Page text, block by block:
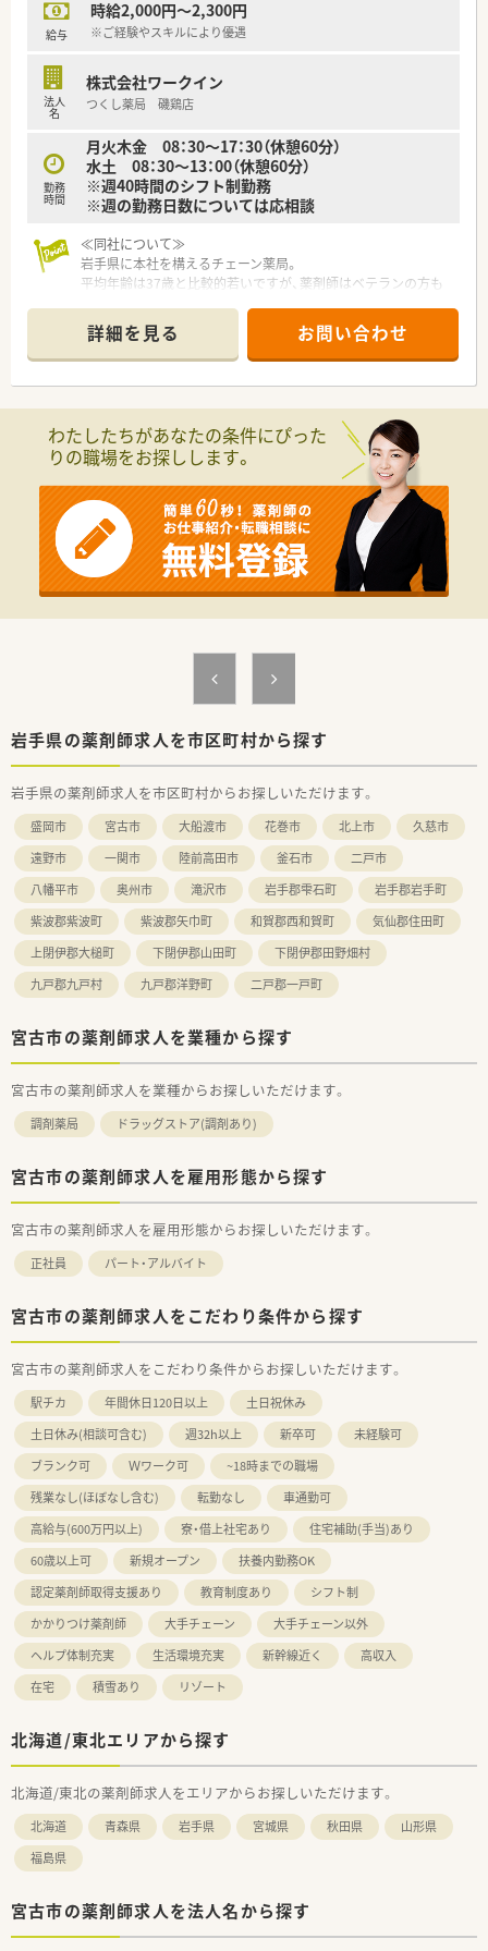
給与
時給2,000円～2,300円
※ご経験やスキルにより優遇
法人
名
株式会社ワークイン
つくし薬局 磯鶏店
勤務
時間
月火木金 08：30～17：30（休憩60分）
水土 08：30～13：00（休憩60分）
※週40時間のシフト制勤務
※週の勤務日数については応相談
≪同社について≫
岩手県に本社を構えるチェーン薬局。
平均年齢は37歳と比較的若いですが、薬剤師はベテランの方も
地域で腰を据えて働きたい方、全国転勤を避けたいがクリニック
門前、病院門前など幅広く経験されたい方にもおすすめです。
新規出店も継続しており、今後の成長性もある優良企業です。
店舗数が増えている今でも、社長が毎年手書きのバースデーカー
≪企業ポイント≫
ご自身で決めた目標に対してのフィードバックを定期面談で実
施。
管理薬剤師、エリアマネージャーだけでなく、部長もこまめに現
場を回って現場の声をヒアリングされていますので、頑張った分
だけ評価されたい方にピッタリの職場です。
だからこそ納得感があり、定着率の良さにも繋がっています。
3年先の人事を見越して正社員の配属先を検討しており、社員一
人一人のライフステージに合わせて配属店舗の提案、職場環境の
パート薬剤師の方々にも働き方によって契約社員など雇用形態
についても相談してくださる柔軟な環境です。
≪薬局について≫
循環器科, 内科メインで100枚/日ほどの処方箋を応需していま
す。
薬品も1300品目ほど取り揃えており、ご経験を積みたい方、スキ
ルを活かしたい方におススメです。
詳細を見る お問い合わせ
わたしたちがあなたの条件にぴった
りの職場をお探しします。
岩手県の薬剤師求人を市区町村から探す
岩手県の薬剤師求人を市区町村からお探しいただけます。
盛岡市 宮古市 大船渡市 花巻市 北上市
久慈市
遠野市
一関市 陸前高田市 釜石市
二戸市
八幡平市
奥州市 滝沢市 岩手郡雫石町
岩手郡岩手町
紫波郡紫波町
紫波郡矢巾町 和賀郡西和賀町
気仙郡住田町
上閉伊郡大槌町
下閉伊郡山田町
下閉伊郡田野畑村
九戸郡九戸村
九戸郡洋野町 二戸郡一戸町
宮古市の薬剤師求人を業種から探す
宮古市の薬剤師求人を業種からお探しいただけます。
調剤薬局 ドラッグストア(調剤あり)
宮古市の薬剤師求人を雇用形態から探す
宮古市の薬剤師求人を雇用形態からお探しいただけます。
正社員 パート・アルバイト
宮古市の薬剤師求人をこだわり条件から探す
宮古市の薬剤師求人をこだわり条件からお探しいただけます。
駅チカ 年間休日120日以上
土日祝休み
土日休み(相談可含む)
週32h以上 新卒可
未経験可
ブランク可
Ｗワーク可
~18時までの職場
残業なし(ほぼなし含む)
転勤なし
車通勤可
高給与(600万円以上)
寮・借上社宅あり
住宅補助(手当)あり
60歳以上可
新規オープン
扶養内勤務OK
認定薬剤師取得支援あり
教育制度あり
シフト制
かかりつけ薬剤師
大手チェーン
大手チェーン以外
ヘルプ体制充実
生活環境充実 新幹線近く
高収入
在宅
積雪あり リゾート
北海道/東北エリアから探す
北海道/東北の薬剤師求人をエリアからお探しいただけます。
北海道 青森県 岩手県 宮城県 秋田県
山形県
福島県
宮古市の薬剤師求人を法人名から探す